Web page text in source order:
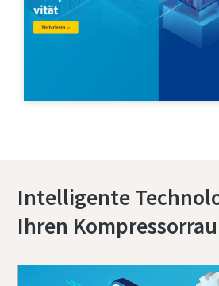
Intelligente
Ihren